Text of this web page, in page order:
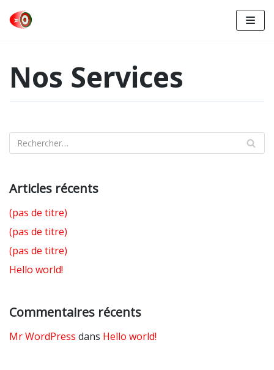
contenu
Nos Services
Articles récents
(pas de titre)
(pas de titre)
(pas de titre)
Hello world!
Commentaires récents
Mr WordPress dans Hello world!